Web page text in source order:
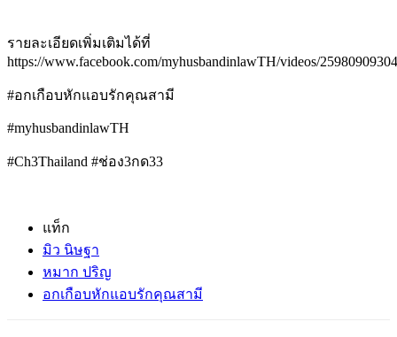
รายละเอียดเพิ่มเติมได้ที่
https://www.facebook.com/myhusbandinlawTH/videos/
#อกเกือบหักแอบรักคุณสามี
#myhusbandinlawTH
#Ch3Thailand #ช่อง3กด33
แท็ก
มิว นิษฐา
หมาก ปริญ
อกเกือบหักแอบรักคุณสามี